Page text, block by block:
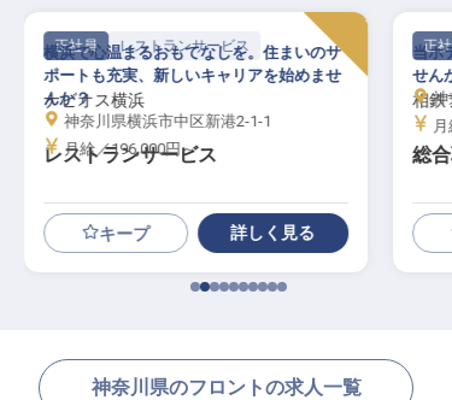
正社員 サービススタッフ
相鉄フレッサイン横浜戸塚
総合職（ホテル運営業務）
当ホテルのおもてなしを支えていただけま
せんか？月給236,500円～
神奈川県横浜市戸塚区戸塚町16-8
月給／236,500円～
キープ 詳しく見る
正社
ダイ
おも
古都
なし
神
神奈川県のフロントの求人一覧